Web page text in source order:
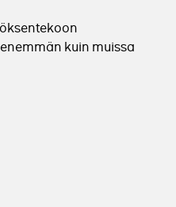
kuin muissa